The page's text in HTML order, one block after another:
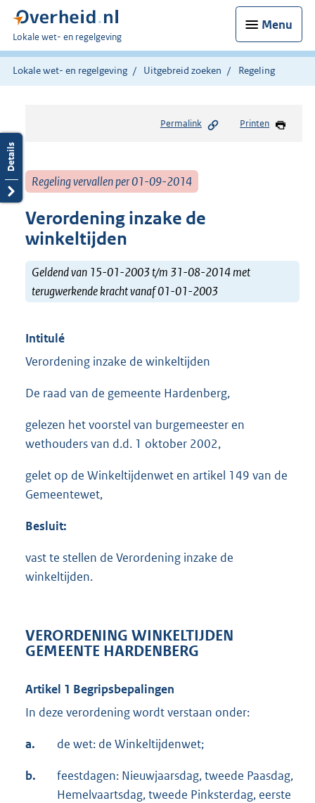
Menu
U
bent
hier:
Lokale wet- en regelgeving
Lokale wet- en regelgeving Uitgebreid zoeken Regeling
Permalink Printen
Regeling vervallen per 01-09-2014
Verordening inzake de
winkeltijden
Geldend van 15-01-2003 t/m 31-08-2014 met
terugwerkende kracht vanaf 01-01-2003
Intitulé
Verordening inzake de winkeltijden
De raad van de gemeente Hardenberg,
gelezen het voorstel van burgemeester en
wethouders van d.d. 1 oktober 2002,
gelet op de Winkeltijdenwet en artikel 149 van de
Gemeentewet,
Besluit:
vast te stellen de Verordening inzake de
winkeltijden.
VERORDENING WINKELTIJDEN
GEMEENTE HARDENBERG
Artikel 1 Begripsbepalingen
In deze verordening wordt verstaan onder:
a. de wet: de Winkeltijdenwet;
b.
feestdagen: Nieuwjaarsdag, tweede Paasdag,
Hemelvaartsdag, tweede Pinksterdag, eerste